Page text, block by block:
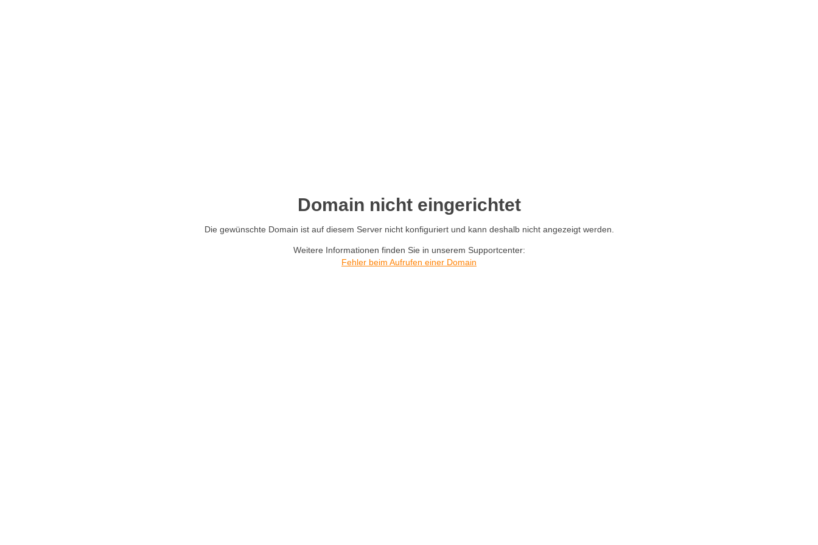
Domain nicht eingerichtet
Die gewünschte Domain ist auf diesem Server nicht konfiguriert und kann deshalb nicht angezeigt werden.
Weitere Informationen finden Sie in unserem Supportcenter:
Fehler beim Aufrufen einer Domain